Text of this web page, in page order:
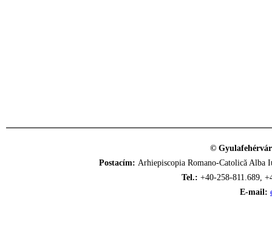
©
Postacím: Arhiepiscopia Romano-Catolică
Tel.: +40-258-811.689,
E-mail: